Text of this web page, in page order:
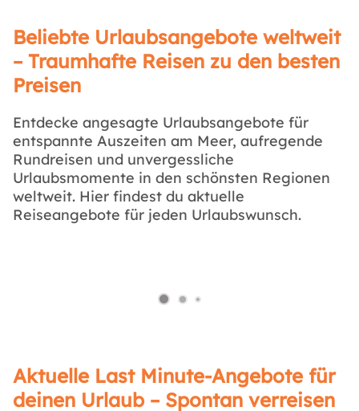
Beliebte Urlaubsangebote weltweit
– Traumhafte Reisen zu den besten
Preisen
Entdecke angesagte Urlaubsangebote für
entspannte Auszeiten am Meer, aufregende
Rundreisen und unvergessliche
Urlaubsmomente in den schönsten Regionen
weltweit. Hier findest du aktuelle
Reiseangebote für jeden Urlaubswunsch.
Aktuelle Last Minute-Angebote für
deinen Urlaub – Spontan verreisen